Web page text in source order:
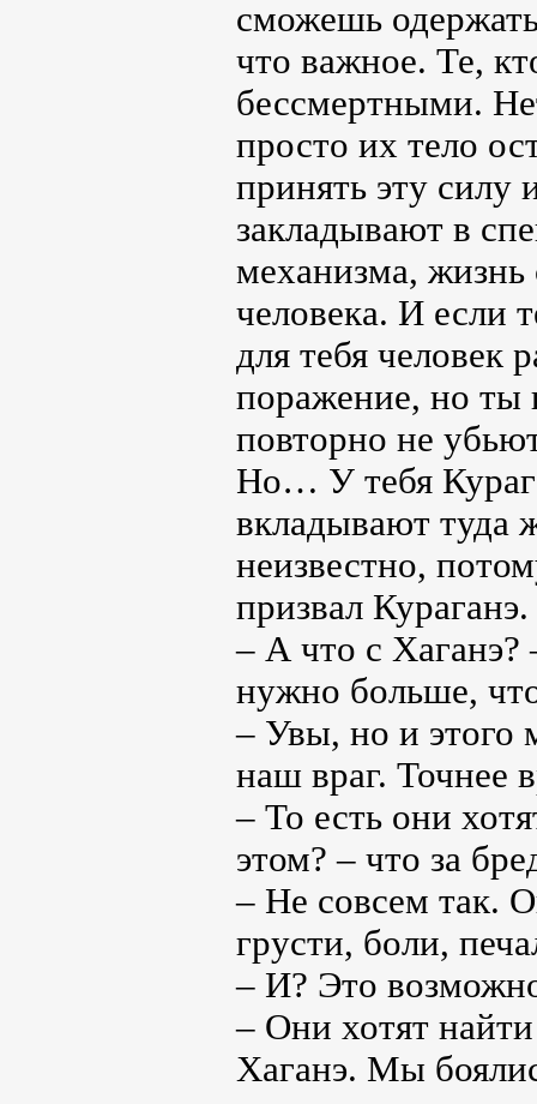
сможешь
что важное. Те,
бессмертными.
просто их тело
принять эту силу
закладывают в
механизма, жизнь
человека. И если
для тебя человек
поражение, но ты
повторно не
Но… У тебя
вкладывают туда
неизвестно,
призвал Кураганэ.
– А что с
нужно больше,
– Увы, но и этого
наш враг. Точнее
– То есть они
этом? – что за
– Не совсем так.
грусти, боли,
– И? Это
– Они хотят
Хаганэ. Мы